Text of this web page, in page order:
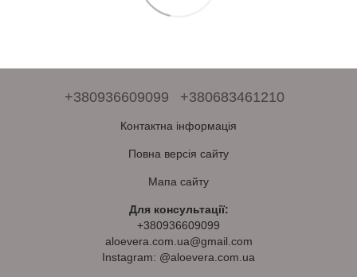
+380936609099 +380683461210
Контактна інформація
Повна версія сайту
Мапа сайту
Для консультації:
+380936609099
aloevera.com.ua@gmail.com
Instagram: @aloevera.com.ua